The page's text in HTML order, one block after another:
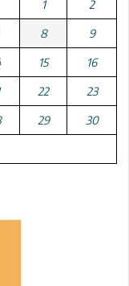
1 2
8 9
15 16
22 23
29 30